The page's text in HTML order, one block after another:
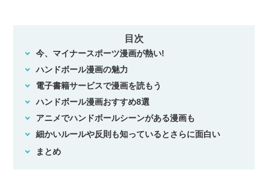
目次
今、マイナースポーツ漫画が熱い!
ハンドボール漫画の魅力
電子書籍サービスで漫画を読もう
ハンドボール漫画おすすめ8選
アニメでハンドボールシーンがある漫画も
細かいルールや反則も知っているとさらに面白い
まとめ